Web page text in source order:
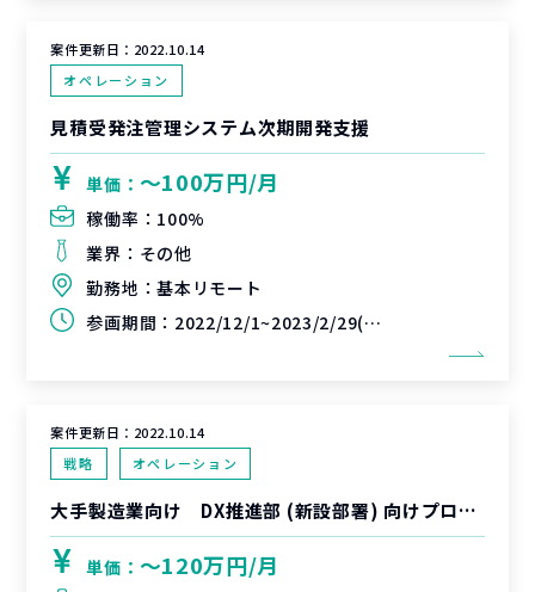
案件更新日： 2022.10.14
オペレーション
見積受発注管理システム次期開発支援
単価： 〜100万円/月
稼働率： 100%
業界： その他
勤務地：基本リモート
参画期間： 2022/12/1~2023/2/29(延長可能性あり)
案件更新日： 2022.10.14
戦略
オペレーション
大手製造業向け DX推進部 (新設部署) 向けプログラムマネジメント支援
単価： 〜120万円/月